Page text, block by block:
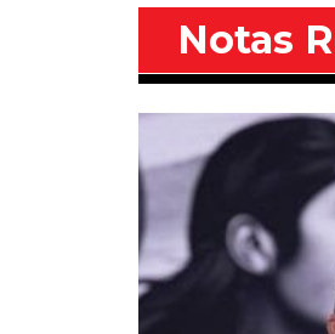
Notas